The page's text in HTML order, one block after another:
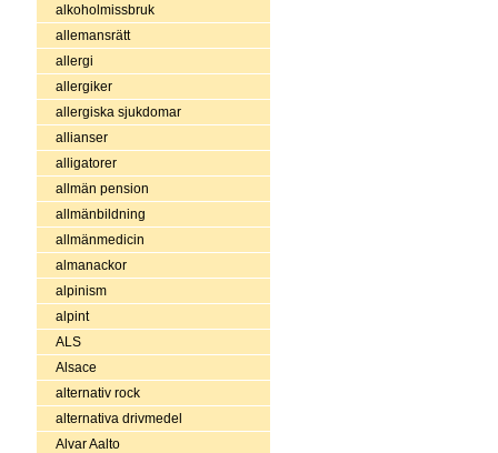
alkoholmissbruk
allemansrätt
allergi
allergiker
allergiska sjukdomar
allianser
alligatorer
allmän pension
allmänbildning
allmänmedicin
almanackor
alpinism
alpint
ALS
Alsace
alternativ rock
alternativa drivmedel
Alvar Aalto